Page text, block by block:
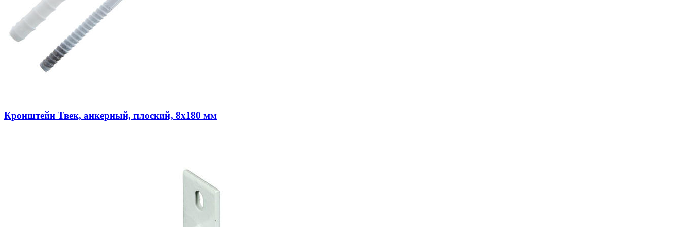
Кронштейн Твек, анкерный, плоский, 8х180 мм